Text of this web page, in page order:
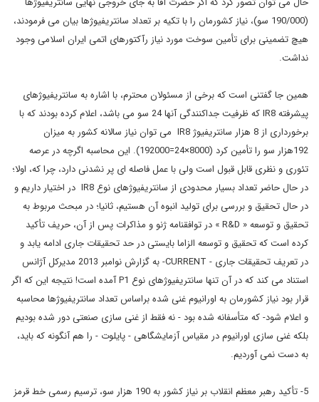
(190/000 سو)، نیاز کشورمان را با تکیه بر تعداد سانتریفیوژها بیان می فرمودند،
هیچ تضمینی برای تأمین سوخت مورد نیاز رآکتورهای اتمی ایران اسلامی وجود
نداشت.
همین جا گفتنی است که برخی از مسئولان محترم، با اشاره به سانتریفیوژهای
پیشرفته IR8 که ظرفیت جداکنندگی آنها 24 سو می باشد، اعلام کرده بودند که با
برخورداری از 8 هزار سانتریفیوژ IR8 می توان نیاز سالانه کشور به میزان
192هزار سو را تأمین کرد (8000×24=192000). این محاسبه اگرچه در عرصه
تئوری و نظری قابل قبول است ولی با عمل فاصله ای پر نشدنی دارد، چرا که، اولا؛
در حال حاضر تعداد بسیار محدودی از سانتریفیوژهای نوع IR8 در اختیار داریم و
در حال تحقیق و بررسی برای تولید انبوه آن هستیم، ثانیا؛ در مبحث مربوط به
تحقیق و توسعه « R&D » در توافقنامه ژنو و مذاکرات پس از آن، حریف تأکید
کرده است که تحقیق و توسعه الزاما بایستی در حد تحقیقات جاری ادامه یابد و
در تعریف تحقیقات جاری - CURRENT- به گزارش نوامبر 2013 مدیرکل آژانس
استناد می کند که در آن تنها سانتریفیوژهای نوع P1 آمده است! نتیجه این که اگر
قرار بود نیاز کشورمان به اورانیوم غنی شده براساس تعداد سانتریفیوژها محاسبه
و اعلام شود- که متأسفانه شده بود - نه فقط از غنی سازی صنعتی دور شده بودیم
بلکه غنی سازی اورانیوم در مقیاس آزمایشگاهی - پایلوت - را هم آنگونه که باید،
به دست نمی آوردیم.
5- تأکید رهبر معظم انقلاب بر نیاز کشور به 190 هزار سو، ترسیم رسمی خط قرمز